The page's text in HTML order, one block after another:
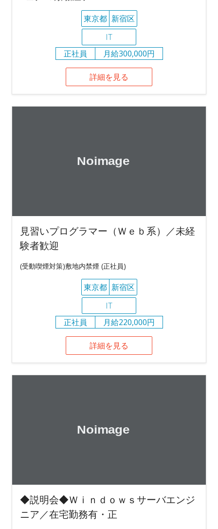
東京都 新宿区
IT
正社員
月給300,000円
詳細を見る
見習いプログラマー（Ｗｅｂ系）／未経
験者歓迎
(受動喫煙対策)敷地内禁煙 (正社員)
東京都 新宿区
IT
正社員
月給220,000円
詳細を見る
◆説明会◆Ｗｉｎｄｏｗｓサーバエンジ
ニア／在宅勤務有・正